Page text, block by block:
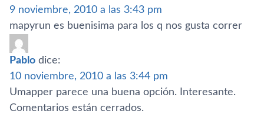
9 noviembre, 2010 a las 3:43 pm
mapyrun es buenisima para los q nos gusta correr
Pablo dice:
10 noviembre, 2010 a las 3:44 pm
Umapper parece una buena opción. Interesante.
Comentarios están cerrados.